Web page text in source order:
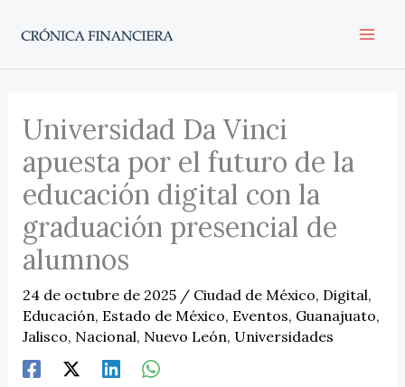
Universidad Da Vinci
apuesta por el futuro de la
educación digital con la
graduación presencial de
alumnos
24 de octubre de 2025 / Ciudad de México, Digital,
Educación, Estado de México, Eventos, Guanajuato,
Jalisco, Nacional, Nuevo León, Universidades